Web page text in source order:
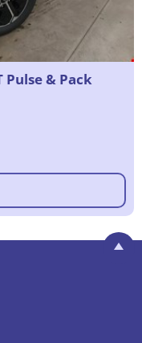
Pulse & Pack